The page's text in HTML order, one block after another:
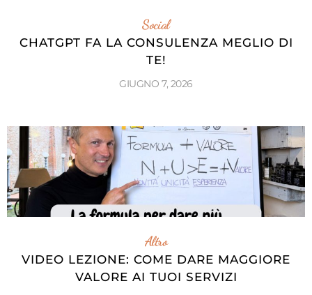
Social
CHATGPT FA LA CONSULENZA MEGLIO DI
TE!
GIUGNO 7, 2026
Altro
VIDEO LEZIONE: COME DARE MAGGIORE
VALORE AI TUOI SERVIZI